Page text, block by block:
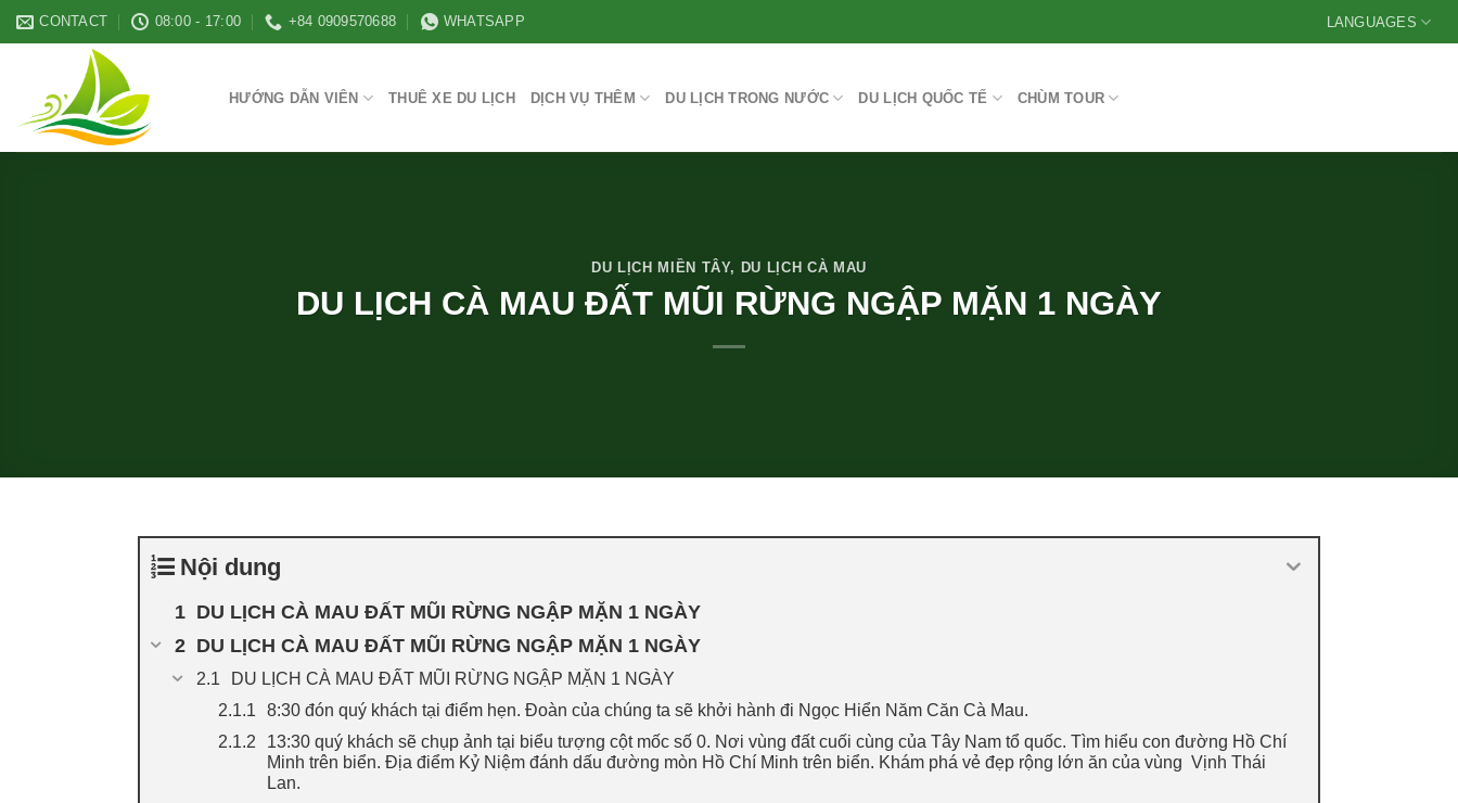
Skip
to
CONTACT 08:00 - 17:00 +84 0909570688 WHATSAPP LANGUAGES
HƯỚNG DẪN VIÊN THUÊ XE DU LỊCH DỊCH VỤ THÊM DU LỊCH TRONG NƯỚC DU LỊCH QUỐC TẾ CHÙM TOUR
DU LỊCH MIỀN TÂY, DU LỊCH CÀ MAU
DU LỊCH CÀ MAU ĐẤT MŨI RỪNG NGẬP MẶN 1 NGÀY
Nội dung
DU LỊCH CÀ MAU ĐẤT MŨI RỪNG NGẬP MẶN 1 NGÀY
DU LỊCH CÀ MAU ĐẤT MŨI RỪNG NGẬP MẶN 1 NGÀY
DU LỊCH CÀ MAU ĐẤT MŨI RỪNG NGẬP MẶN 1 NGÀY
8:30 đón quý khách tại điểm hẹn. Đoàn của chúng ta sẽ khởi hành đi Ngọc Hiển Năm Căn Cà Mau.
13:30 quý khách sẽ chụp ảnh tại biểu tượng cột mốc số 0. Nơi vùng đất cuối cùng của Tây Nam tổ quốc. Tìm hiểu con đường Hồ Chí
Minh trên biển. Địa điểm Kỷ Niệm đánh dấu đường mòn Hồ Chí Minh trên biển. Khám phá vẻ đẹp rộng lớn ăn của vùng Vịnh Thái
Lan.